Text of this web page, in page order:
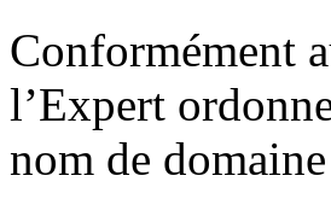
Conformément
l’Expert
nom de